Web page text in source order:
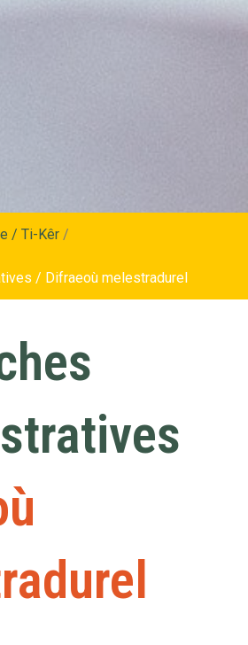
/ Ti-Kêr /
/ Difraeoù melestradurel